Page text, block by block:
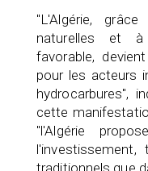
"L'Algérie,
naturelles et à
favorable,
pour les acteurs
hydrocarbures",
cette
"l'Algérie
l'investissement,
traditionnels que